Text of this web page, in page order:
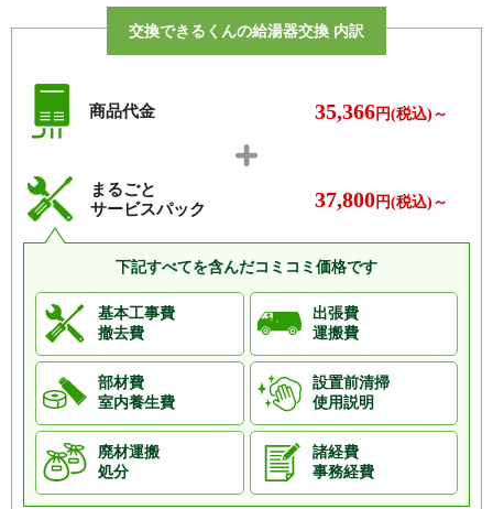
交換できるくんの給湯器交換 内訳
商品代金 35,366円(税込)～
まるごと
サービスパック
37,800円(税込)～
下記すべてを含んだコミコミ価格です
基本工事費
撤去費
出張費
運搬費
部材費
室内養生費
設置前清掃
使用説明
廃材運搬
処分
諸経費
事務経費